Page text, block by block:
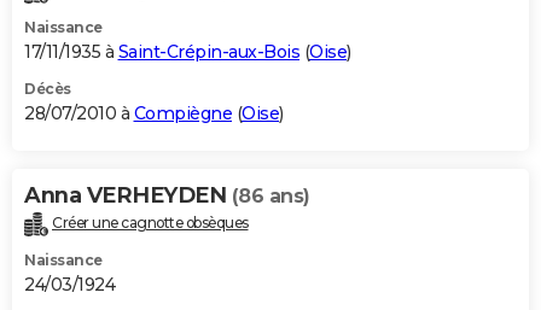
Naissance
17/11/1935 à Saint-Crépin-aux-Bois (Oise)
Décès
28/07/2010 à Compiègne (Oise)
Anna VERHEYDEN (86 ans)
Créer une cagnotte obsèques
Naissance
24/03/1924